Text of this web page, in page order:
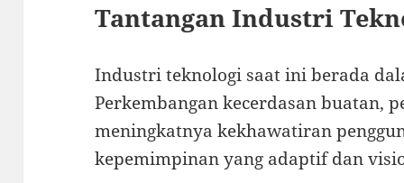
Tantangan Industri
Industri teknologi saat ini berada
Perkembangan kecerdasan buatan,
meningkatnya kekhawatiran
kepemimpinan yang adaptif dan